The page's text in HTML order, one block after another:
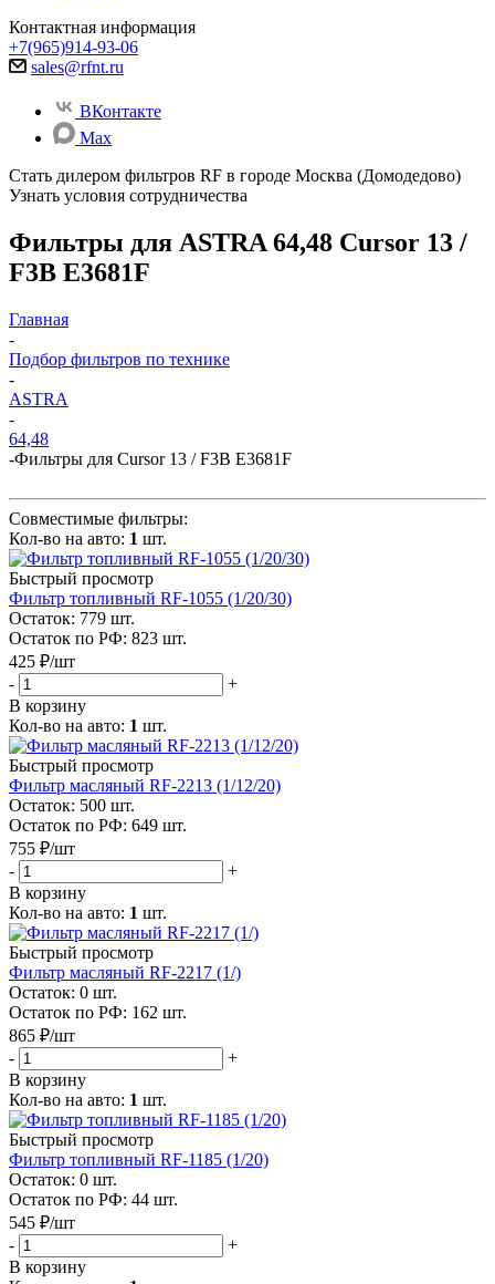
Контактная информация
+7(965)914-93-06
sales@rfnt.ru
ВКонтакте
Max
Стать дилером фильтров RF в городе Москва (Домодедово)
Узнать условия сотрудничества
Фильтры для ASTRA 64,48 Cursor 13 /
F3B E3681F
Главная
-
Подбор фильтров по технике
-
ASTRA
-
64,48
-Фильтры для Cursor 13 / F3B E3681F
Совместимые фильтры:
Кол-во на авто: 1 шт.
Быстрый просмотр
Фильтр топливный RF-1055 (1/20/30)
Остаток: 779 шт.
Остаток по РФ: 823 шт.
425 ₽/шт
-
+
В корзину
Кол-во на авто: 1 шт.
Быстрый просмотр
Фильтр масляный RF-2213 (1/12/20)
Остаток: 500 шт.
Остаток по РФ: 649 шт.
755 ₽/шт
-
+
В корзину
Кол-во на авто: 1 шт.
Быстрый просмотр
Фильтр масляный RF-2217 (1/)
Остаток: 0 шт.
Остаток по РФ: 162 шт.
865 ₽/шт
-
+
В корзину
Кол-во на авто: 1 шт.
Быстрый просмотр
Фильтр топливный RF-1185 (1/20)
Остаток: 0 шт.
Остаток по РФ: 44 шт.
545 ₽/шт
-
+
В корзину